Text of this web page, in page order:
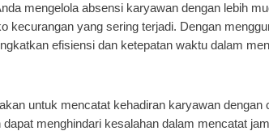
mengelola absensi karyawan dengan lebih
kecurangan yang sering terjadi. Dengan
efisiensi dan ketepatan waktu dalam
untuk mencatat kehadiran karyawan dengan
menghindari kesalahan dalam mencatat